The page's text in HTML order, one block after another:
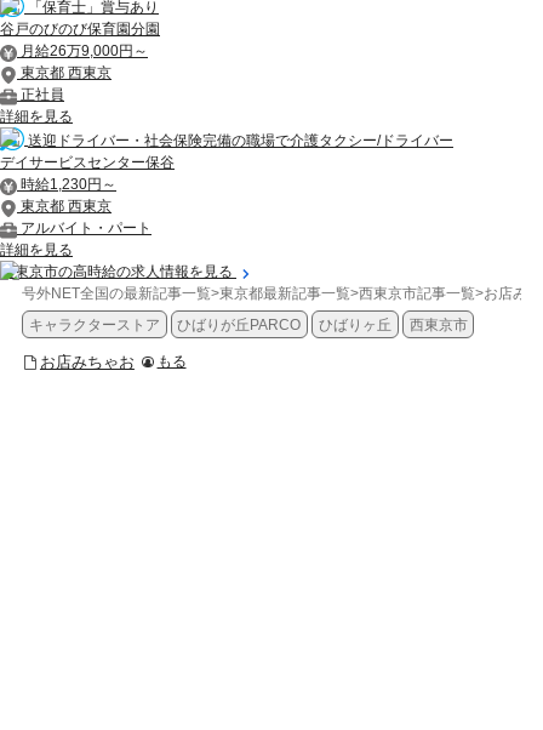
「保育士」賞与あり
谷戸のびのび保育園分園
月給26万9,000円～
東京都 西東京
正社員
詳細を見る
送迎ドライバー・社会保険完備の職場で介護タクシー/ドライバー
デイサービスセンター保谷
時給1,230円～
東京都 西東京
アルバイト・パート
詳細を見る
西東京市の高時給の求人情報を見る
号外NET全国の最新記事一覧>東京都最新記事一覧>西東京市記事一覧>お店み
キャラクターストア
ひばりが丘PARCO ひばりヶ丘 西東京市
お店みちゃお もる